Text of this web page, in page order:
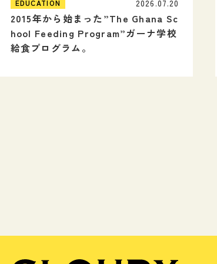
EDUCATION
2015年から始まった”The Ghana Sc
hool Feeding Program”ガーナ学校
給食プログラム。
2026.07.20